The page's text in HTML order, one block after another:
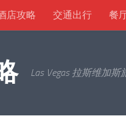
店攻略 交通出行 餐
Las Vegas 拉斯维加